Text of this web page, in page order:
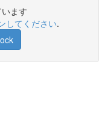
ます
してください.